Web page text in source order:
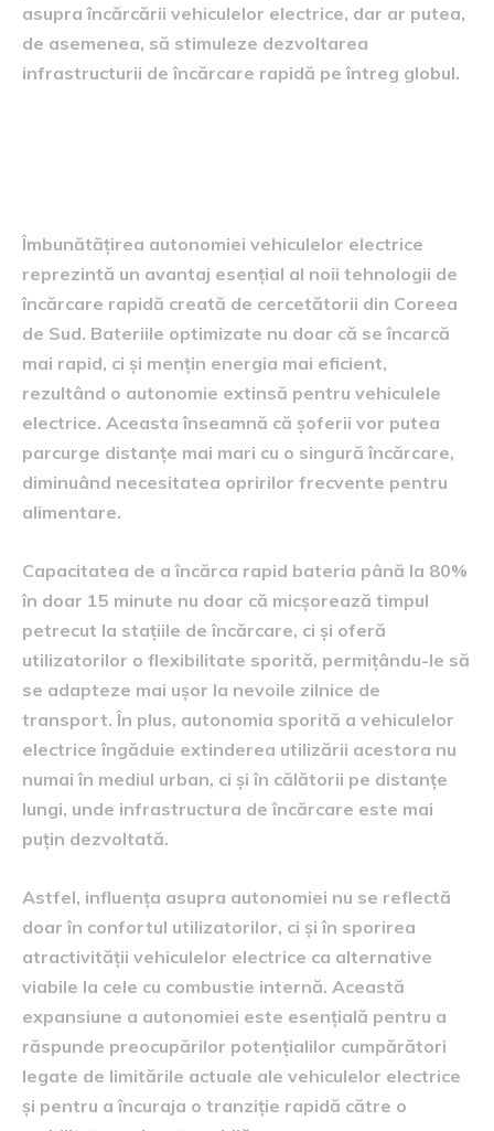
asupra încărcării vehiculelor electrice, dar ar putea,
de asemenea, să stimuleze dezvoltarea
infrastructurii de încărcare rapidă pe întreg globul.
Îmbunătățirea autonomiei vehiculelor electrice
reprezintă un avantaj esențial al noii tehnologii de
încărcare rapidă creată de cercetătorii din Coreea
de Sud. Bateriile optimizate nu doar că se încarcă
mai rapid, ci și mențin energia mai eficient,
rezultând o autonomie extinsă pentru vehiculele
electrice. Aceasta înseamnă că șoferii vor putea
parcurge distanțe mai mari cu o singură încărcare,
diminuând necesitatea opririlor frecvente pentru
alimentare.
Capacitatea de a încărca rapid bateria până la 80%
în doar 15 minute nu doar că micșorează timpul
petrecut la stațiile de încărcare, ci și oferă
utilizatorilor o flexibilitate sporită, permițându-le să
se adapteze mai ușor la nevoile zilnice de
transport. În plus, autonomia sporită a vehiculelor
electrice îngăduie extinderea utilizării acestora nu
numai în mediul urban, ci și în călătorii pe distanțe
lungi, unde infrastructura de încărcare este mai
puțin dezvoltată.
Astfel, influența asupra autonomiei nu se reflectă
doar în confortul utilizatorilor, ci și în sporirea
atractivității vehiculelor electrice ca alternative
viabile la cele cu combustie internă. Această
expansiune a autonomiei este esențială pentru a
răspunde preocupărilor potențialilor cumpărători
legate de limitările actuale ale vehiculelor electrice
și pentru a încuraja o tranziție rapidă către o